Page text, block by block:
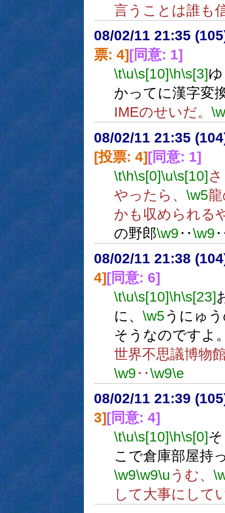
言うことは誰も
08/02/11 21:35
票: 4] [同意: 1]
\t\u\s[10]\h\s[3]
かってに漢字変
IMEのせいだ。
08/02/11 21:35
[投票: 4][同意: 1]
\t\h\s[0]\u\s[10]
やったら、 \w5
かも収められる
の野郎\w9‥\w9
08/02/11 21:38
4][同意: 6]
\t\u\s[10]\h\s[23]
に、 \w5うにゅ
そうなのですよ
世界不思議博物
\w9‥\w9\e
08/02/11 21:39
3][同意: 4]
\t\u\s[10]\h\s[0]
こで倉庫部屋持
\w9\w9\u うむ、
して大事にして